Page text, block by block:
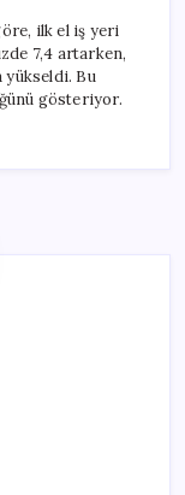
ilk el iş yeri
7,4 artarken,
yükseldi. Bu
gösteriyor.